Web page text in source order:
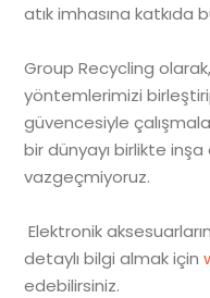
atık imhasına katkıda
Group Recycling
yöntemlerimizi
güvencesiyle
bir dünyayı birlikte
vazgeçmiyoruz.
Elektronik
detaylı bilgi almak için
edebilirsiniz.